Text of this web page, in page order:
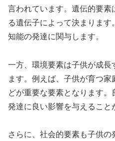
言われています。遺伝的要
る遺伝子によって決まりま
知能の発達に関与します。
一方、環境要素は子供が成
ます。例えば、子供が育つ
どが重要な要素となります
発達に良い影響を与えること
さらに、社会的要素も子供の